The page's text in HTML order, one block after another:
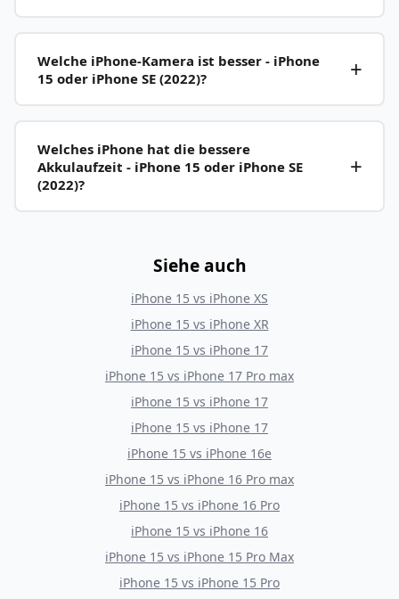
Welche iPhone-Kamera ist besser - iPhone
15 oder iPhone SE (2022)?
Welches iPhone hat die bessere
Akkulaufzeit - iPhone 15 oder iPhone SE
(2022)?
Siehe auch
iPhone 15 vs iPhone XS
iPhone 15 vs iPhone XR
iPhone 15 vs iPhone 17
iPhone 15 vs iPhone 17 Pro max
iPhone 15 vs iPhone 17
iPhone 15 vs iPhone 17
iPhone 15 vs iPhone 16e
iPhone 15 vs iPhone 16 Pro max
iPhone 15 vs iPhone 16 Pro
iPhone 15 vs iPhone 16
iPhone 15 vs iPhone 15 Pro Max
iPhone 15 vs iPhone 15 Pro